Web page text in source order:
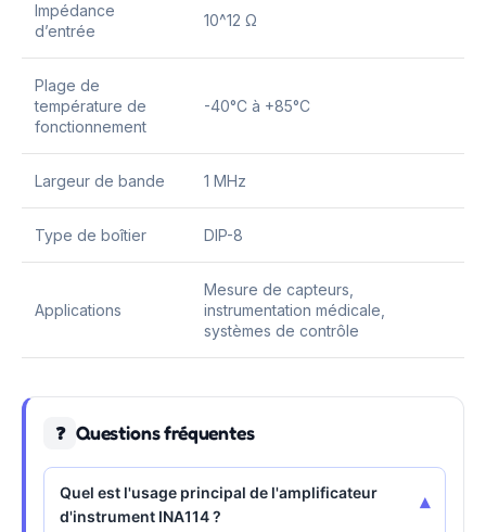
Impédance
d’entrée
10^12 Ω
Plage de
température de
fonctionnement
-40°C à +85°C
Largeur de bande 1 MHz
Type de boîtier DIP-8
Applications
Mesure de capteurs,
instrumentation médicale,
systèmes de contrôle
❓ Questions fréquentes
Quel est l'usage principal de l'amplificateur
d'instrument INA114 ?
▾